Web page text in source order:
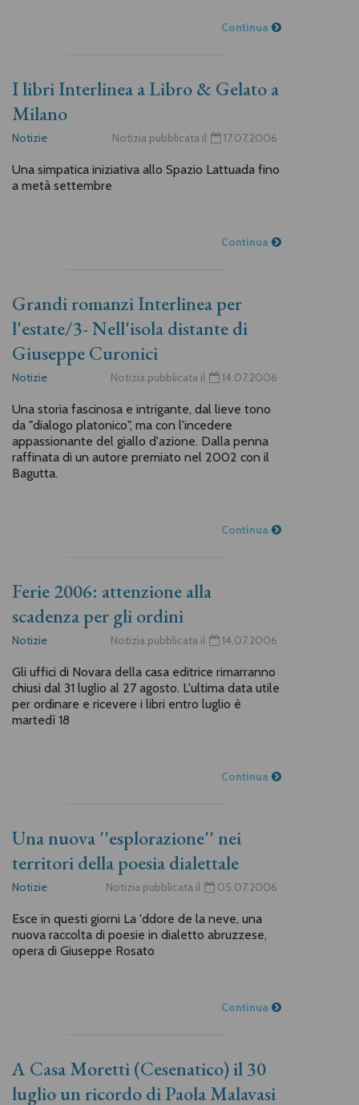
Continua
I libri Interlinea a Libro & Gelato a
Milano
Notizie Notizia pubblicata il 17.07.2006
Una simpatica iniziativa allo Spazio Lattuada fino
a metà settembre
Continua
Grandi romanzi Interlinea per
l'estate/3- Nell'isola distante di
Giuseppe Curonici
Notizie Notizia pubblicata il 14.07.2006
Una storia fascinosa e intrigante, dal lieve tono
da "dialogo platonico", ma con l'incedere
appassionante del giallo d'azione. Dalla penna
raffinata di un autore premiato nel 2002 con il
Bagutta.
Continua
Ferie 2006: attenzione alla
scadenza per gli ordini
Notizie Notizia pubblicata il 14.07.2006
Gli uffici di Novara della casa editrice rimarranno
chiusi dal 31 luglio al 27 agosto. L'ultima data utile
per ordinare e ricevere i libri entro luglio è
martedì 18
Continua
Una nuova ''esplorazione'' nei
territori della poesia dialettale
Notizie Notizia pubblicata il 05.07.2006
Esce in questi giorni La 'ddore de la neve, una
nuova raccolta di poesie in dialetto abruzzese,
opera di Giuseppe Rosato
Continua
A Casa Moretti (Cesenatico) il 30
luglio un ricordo di Paola Malavasi